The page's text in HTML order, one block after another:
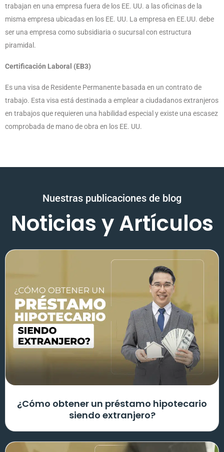
trabajan en una empresa fuera de los EE. UU. a las oficinas de la
misma empresa ubicadas en los EE. UU. La empresa en EE.UU. debe
ser una empresa como subsidiaria o sucursal con estructura
piramidal.
Certificación Laboral (EB3)
Es una visa de Residente Permanente basada en un contrato de
trabajo. Esta visa está destinada a emplear a ciudadanos extranjeros
en trabajos que requieren una habilidad especial y existe una escasez
comprobada de mano de obra en los EE. UU.
Nuestras publicaciones de blog
Noticias y Artículos
¿Cómo obtener un préstamo hipotecario
siendo extranjero?